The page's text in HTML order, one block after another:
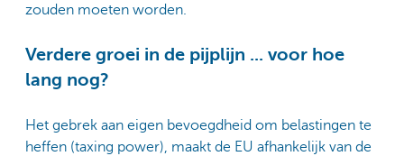
zouden moeten worden.
Verdere groei in de pijplijn ... voor hoe
lang nog?
Het gebrek aan eigen bevoegdheid om belastingen te
heffen (taxing power), maakt de EU afhankelijk van de